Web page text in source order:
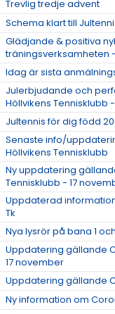
Trevlig tredje advent
Schema klart till
Glädjande & positiva
träningsverksamheten
Idag är sista
Julerbjudande och
Höllvikens Tennisklubb
Jultennis för dig född
Senaste info/
Höllvikens Tennisklubb
Ny uppdatering
Tennisklubb - 17
Uppdaterad information
Tk
Nya lysrör på bana 1
Uppdatering gällande
17 november
Uppdatering gällande
Ny information om